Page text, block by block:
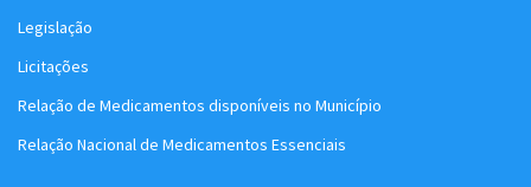
Legislação
Licitações
Relação de Medicamentos disponíveis no Município
Relação Nacional de Medicamentos Essenciais